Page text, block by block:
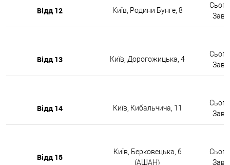
Відд 12 Київ, Родини Бунге, 8
Відд 13 Київ, Дорогожицька, 4
Відд 14 Київ, Кибальчича, 11
Відд 15
Київ, Берковецька, 6
(АШАН)